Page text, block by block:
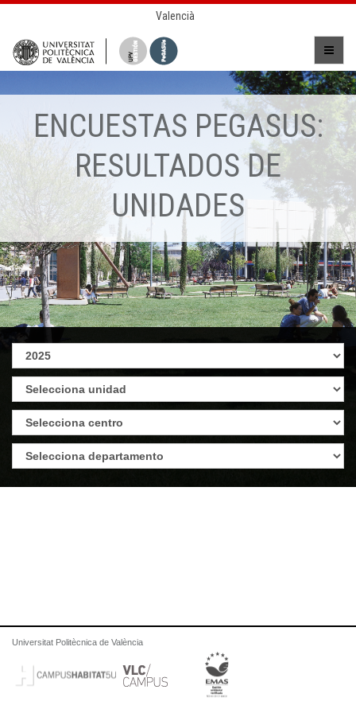
Valencià
ENCUESTAS PEGASUS:
RESULTADOS DE
UNIDADES
Universitat Politècnica de València